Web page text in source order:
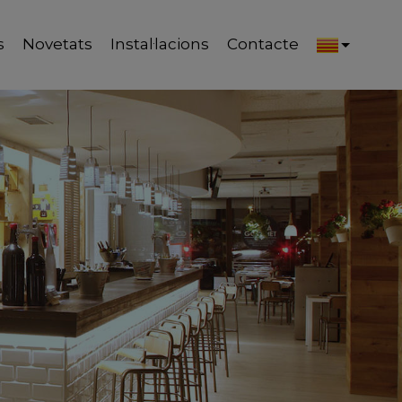
Novetats Instal·lacions Contacte